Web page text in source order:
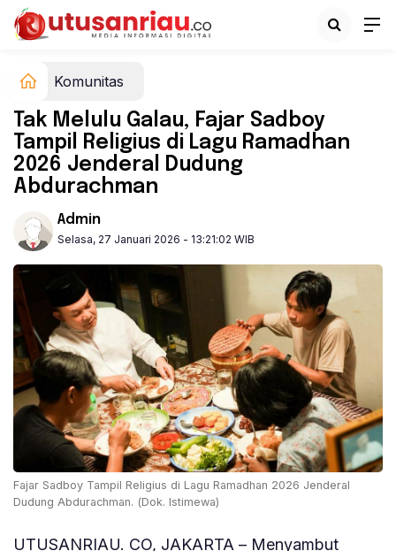
Komunitas
Tak Melulu Galau, Fajar Sadboy
Tampil Religius di Lagu Ramadhan
2026 Jenderal Dudung
Abdurachman
Admin
Selasa, 27 Januari 2026 - 13:21:02 WIB
Fajar Sadboy Tampil Religius di Lagu Ramadhan 2026 Jenderal
Dudung Abdurachman. (Dok. Istimewa)
UTUSANRIAU. CO, JAKARTA – Menyambut